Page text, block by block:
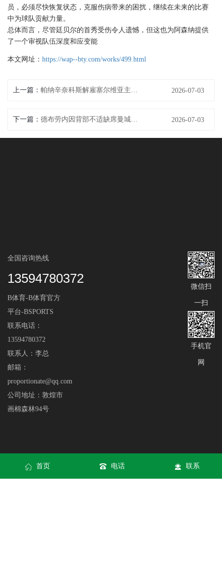
员，必须尽快恢复状态，克服伤病带来的困扰，继续在未来的比赛
中为球队贡献力量。
总体而言，尽管廷贝尔的首秀受伤令人遗憾，但这也为阿森纳提供
了一个审视队伍深度和应变能
本文网址： https://wap--bty.com/works/499.html
上一篇： 2026-07-03
下一篇： 2026-07-03
全国咨询热线
13594780372
B体育-B体育官方
平台-BSPORTS
联系电话：
13594780372
联系人：李总
邮箱：
proportionate@qq.com
公司地址：敦煌市
画棉森林94号
微信扫
一扫
手机官
网
首页 电话 联系